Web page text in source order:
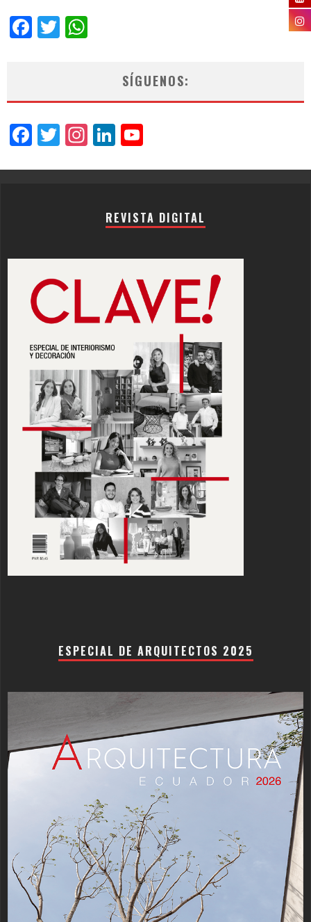
Facebook
Twitter
SÍGUENOS:
Facebook
Twitter
Instagram
LinkedIn
REVISTA DIGITAL
ESPECIAL DE ARQUITECTOS 2025